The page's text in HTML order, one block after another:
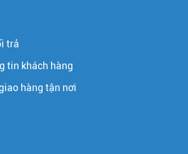
trả
tin khách hàng
hàng tận nơi